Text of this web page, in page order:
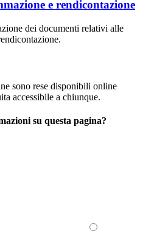
e rendicontazione
dei documenti relativi alle
sono rese disponibili online
accessibile a chiunque.
su questa pagina?